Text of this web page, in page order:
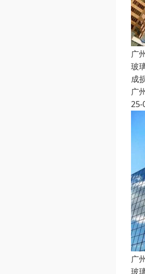
广
玻
成
广
25-
广
玻